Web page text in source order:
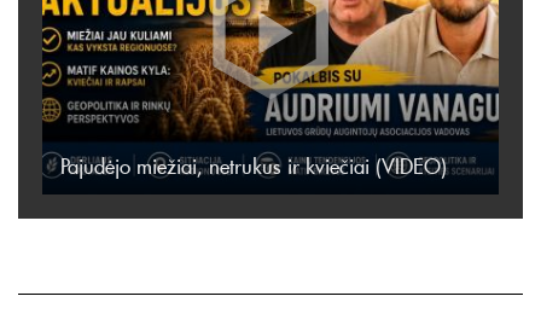
Pajudėjo miežiai, netrukus ir kviečiai (VIDEO)